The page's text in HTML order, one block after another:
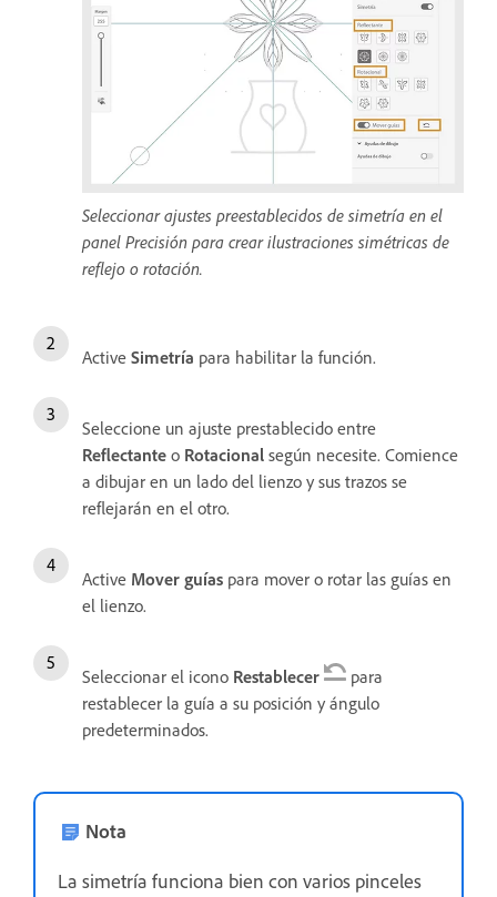
Seleccionar ajustes preestablecidos de simetría en el
panel Precisión para crear ilustraciones simétricas de
reflejo o rotación.
Active Simetría para habilitar la función.
Seleccione un ajuste prestablecido entre
Reflectante o Rotacional según necesite. Comience
a dibujar en un lado del lienzo y sus trazos se
reflejarán en el otro.
Active Mover guías para mover o rotar las guías en
el lienzo.
Seleccionar el icono Restablecer
para
restablecer la guía a su posición y ángulo
predeterminados.
Nota
La simetría funciona bien con varios pinceles